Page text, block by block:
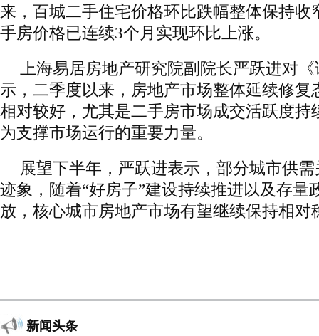
来，百城二手住宅价格环比跌幅整体保持收
手房价格已连续3个月实现环比上涨。
上海易居房地产研究院副院长严跃进对
示，二季度以来，房地产市场整体延续修复
相对较好，尤其是二手房市场成交活跃度持
为支撑市场运行的重要力量。
展望下半年，严跃进表示，部分城市供
迹象，随着“好房子”建设持续推进以及存量
放，核心城市房地产市场有望继续保持相对
新闻头条